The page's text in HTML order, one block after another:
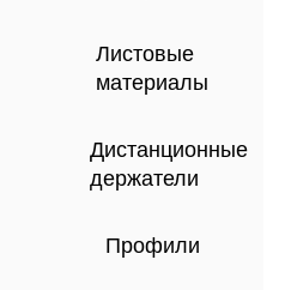
Листовые
материалы
Дистанционные
держатели
Профили